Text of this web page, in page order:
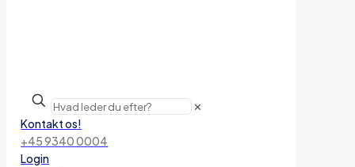
✕
Kontakt os!
+45 9340 0004
Login